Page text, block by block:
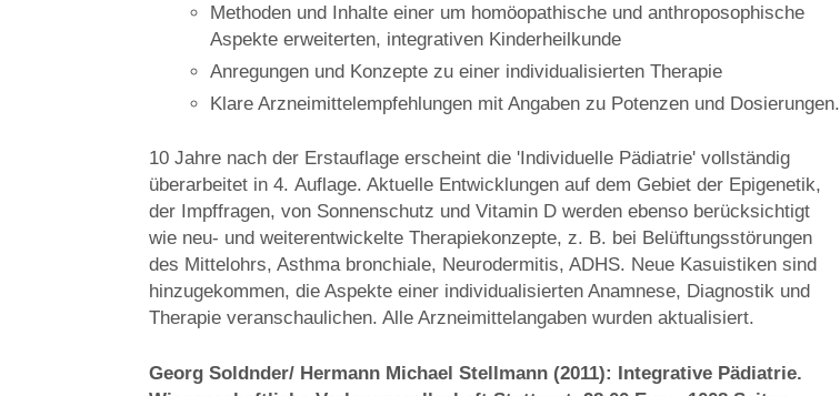
Methoden und Inhalte einer um homöopathische und anthroposophische
Aspekte erweiterten, integrativen Kinderheilkunde
Anregungen und Konzepte zu einer individualisierten Therapie
Klare Arzneimittelempfehlungen mit Angaben zu Potenzen und Dosierungen.
10 Jahre nach der Erstauflage erscheint die 'Individuelle Pädiatrie' vollständig
überarbeitet in 4. Auflage. Aktuelle Entwicklungen auf dem Gebiet der Epigenetik,
der Impffragen, von Sonnenschutz und Vitamin D werden ebenso berücksichtigt
wie neu- und weiterentwickelte Therapiekonzepte, z. B. bei Belüftungsstörungen
des Mittelohrs, Asthma bronchiale, Neurodermitis, ADHS. Neue Kasuistiken sind
hinzugekommen, die Aspekte einer individualisierten Anamnese, Diagnostik und
Therapie veranschaulichen. Alle Arzneimittelangaben wurden aktualisiert.
Georg Soldnder/ Hermann Michael Stellmann (2011): Integrative Pädiatrie.